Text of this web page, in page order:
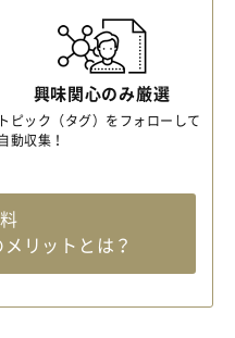
興味関心のみ厳選
トピック（タグ）をフォローして
自動収集！
リットとは？